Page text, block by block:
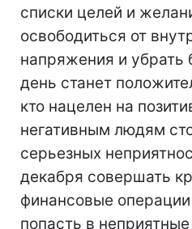
списки целей и
освободиться от
напряжения и убрать
день станет
кто нацелен на
негативным людям
серьезных
декабря совершать
финансовые
попасть в